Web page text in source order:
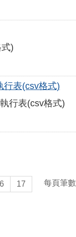
)
行表(csv格式)
行表(csv格式)
17 每頁筆數